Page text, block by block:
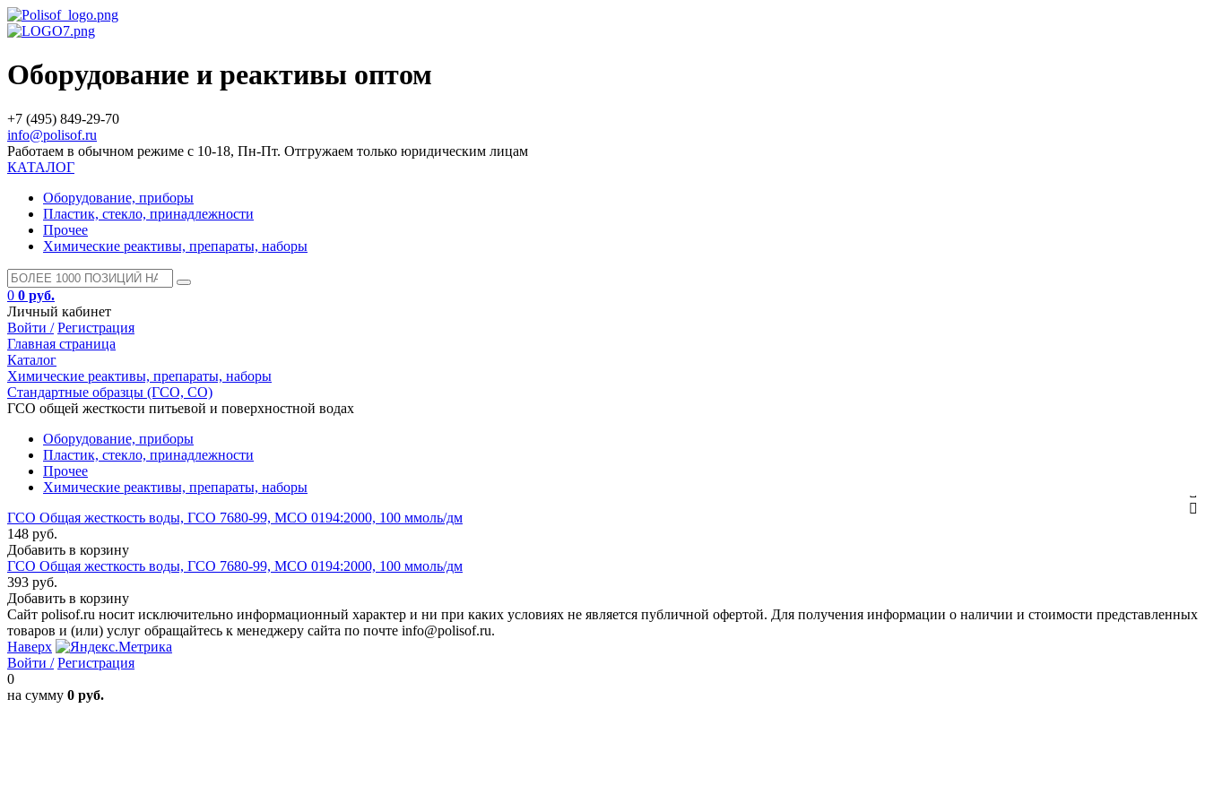
Оборудование и реактивы оптом
+7 (495) 849-29-70
info@polisof.ru
Работаем в обычном режиме с 10-18, Пн-Пт. Отгружаем только юридическим лицам
КАТАЛОГ
Оборудование, приборы
Пластик, стекло, принадлежности
Прочее
Химические реактивы, препараты, наборы
0 0 руб.
Личный кабинет
Войти / Регистрация
Главная страница
Каталог
Химические реактивы, препараты, наборы
Стандартные образцы (ГСО, CO)
ГСО общей жесткости питьевой и поверхностной водах
Оборудование, приборы
Пластик, стекло, принадлежности
Прочее
Химические реактивы, препараты, наборы
ГСО Общая жесткость воды, ГСО 7680-99, МСО 0194:2000, 100 ммоль/дм
148 руб.
Добавить в корзину
ГСО Общая жесткость воды, ГСО 7680-99, МСО 0194:2000, 100 ммоль/дм
393 руб.
Добавить в корзину
Сайт polisof.ru носит исключительно информационный характер и ни при каких условиях не является публичной офертой. Для получения информации о наличии и стоимости представленных
товаров и (или) услуг обращайтесь к менеджеру сайта по почте info@polisof.ru.
Наверх
Войти / Регистрация
0
на сумму 0 руб.